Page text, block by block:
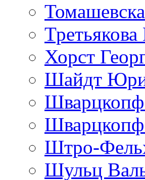
Хорст
Шайдт
Штро-
Шульц